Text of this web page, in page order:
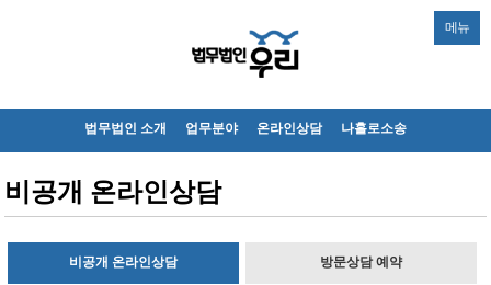
메뉴
법무법인 소개 업무분야 온라인상담 나홀로소송
비공개 온라인상담
비공개 온라인상담 방문상담 예약